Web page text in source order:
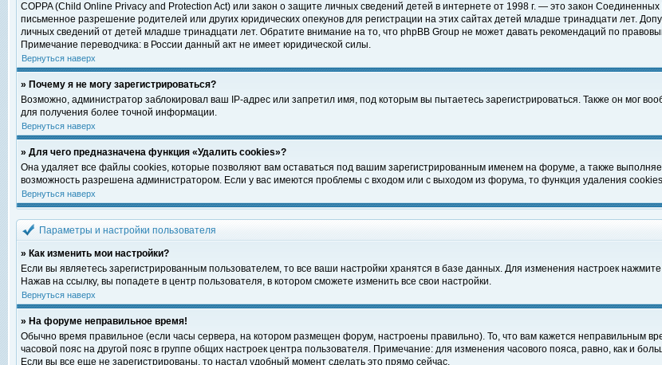
COPPA (Child Online Privacy and Protection Act) или закон о защите личных сведений детей в интернете от 1998 г. — это закон
письменное разрешение родителей или других юридических опекунов для регистрации на этих сайтах детей младше тринадцати лет.
личных сведений от детей младше тринадцати лет. Обратите внимание на то, что phpBB Group не может давать рекомендаций по
Примечание переводчика: в России данный акт не имеет юридической силы.
Вернуться наверх
» Почему я не могу зарегистрироваться?
Возможно, администратор заблокировал ваш IP-адрес или запретил имя, под которым вы пытаетесь зарегистрироваться. Также он мог
для получения более точной информации.
Вернуться наверх
» Для чего предназначена функция «Удалить cookies»?
Она удаляет все файлы cookies, которые позволяют вам оставаться под вашим зарегистрированным именем на форуме, а также
возможность разрешена администратором. Если у вас имеются проблемы с входом или с выходом из форума, то функция удаления
Вернуться наверх
Параметры и настройки пользователя
» Как изменить мои настройки?
Если вы являетесь зарегистрированным пользователем, то все ваши настройки хранятся в базе данных. Для изменения настроек
Нажав на ссылку, вы попадете в центр пользователя, в котором сможете изменить все свои настройки.
Вернуться наверх
» На форуме неправильное время!
Обычно время правильное (если часы сервера, на котором размещен форум, настроены правильно). То, что вам кажется неправильным
часовой пояс на другой пояс в группе общих настроек центра пользователя. Примечание: для изменения часового пояса, равно, как и
Если вы все еще не зарегистрированы, то настал удобный момент сделать это прямо сейчас.